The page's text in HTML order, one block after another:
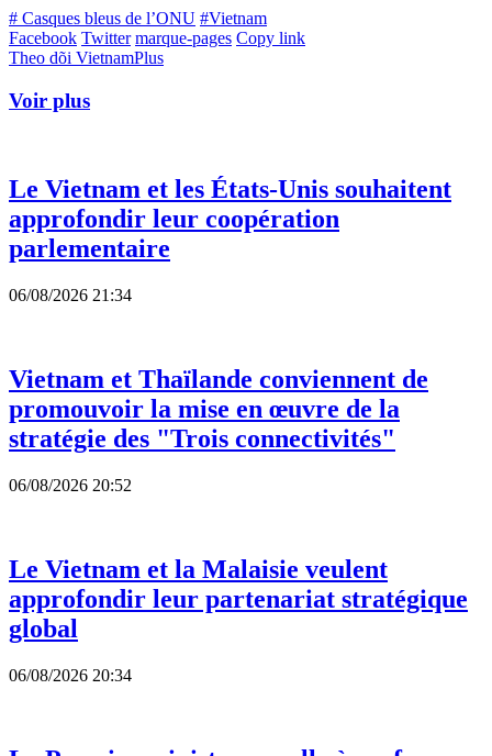
# Casques bleus de l’ONU #Vietnam
Facebook Twitter marque-pages Copy link
Theo dõi VietnamPlus
Voir plus
Le Vietnam et les États-Unis souhaitent
approfondir leur coopération
parlementaire
06/08/2026 21:34
Vietnam et Thaïlande conviennent de
promouvoir la mise en œuvre de la
stratégie des "Trois connectivités"
06/08/2026 20:52
Le Vietnam et la Malaisie veulent
approfondir leur partenariat stratégique
global
06/08/2026 20:34